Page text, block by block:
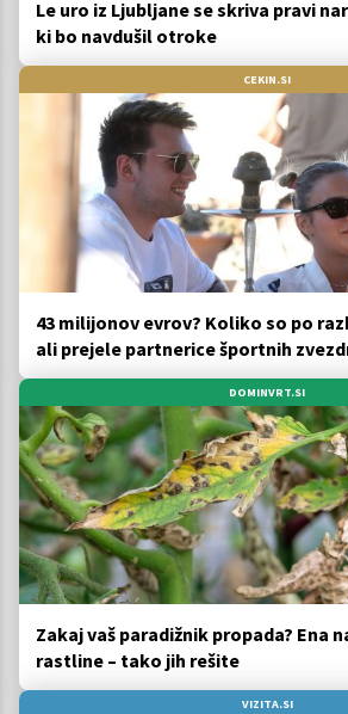
Le uro iz Ljubljane se skriva pravi
ki bo navdušil otroke
CEKIN.SI
43 milijonov evrov? Koliko so po
ali prejele partnerice športnih
DOMINVRT.SI
Zakaj vaš paradižnik propada? Ena
rastline – tako jih rešite
VIZITA.SI